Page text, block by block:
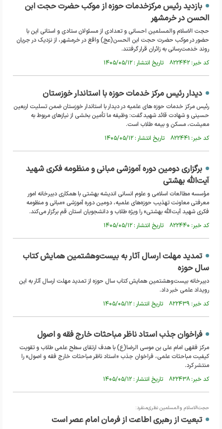
بازدید رئیس مرکزخدمات حوزه از موکب حضرت حجت ابن
الحسن در خرمشهر
حجت الاسلام والمسلمین احسانی و تعدادی از مسئولان ستادی و استانی این با
حضور در موکب حضرت حجت ابن الحسن(عج) واقع در خرمشهر، از نزدیک در جریان
روند خدمت‌رسانی به زائران قرار گرفتند.
کد خبر: ۸۲۲۴۴۲ تاریخ انتشار : ۱۴۰۵/۰۵/۱۲
دیدار رئیس مرکز خدمات حوزه با استاندار خوزستان
رئیس مرکز خدمات حوزه های علمیه در دیدار با استاندار خوزستان ضمن تسلیت اربعین
حسینی و شهادت قائد شهید گفت: وظیفه ما تأمین بخشی از نیازهای مربوط به
معیشت، مسکن و بیمه طلاب است.
کد خبر: ۸۲۲۴۴۱ تاریخ انتشار : ۱۴۰۵/۰۵/۱۲
برگزاری دومین دوره آموزشی مبانی و منظومه فکری شهید
آیت‌الله بهشتی
مؤسسه مطالعات اسلامی و علوم انسانی اندیشه بهشتی با همکاری دبیرخانه امور
معرفتی معاونت تهذیب حوزه‌های علمیه، دومین دوره آموزشی «مبانی و منظومه
فکری شهید آیت‌الله بهشتی» را ویژه طلاب و دانشجویان استان قم برگزار می‌کند.
کد خبر: ۸۲۲۴۴۰ تاریخ انتشار : ۱۴۰۵/۰۵/۱۲
تمدید مهلت ارسال آثار به بیست‌وهشتمین همایش کتاب
سال حوزه
دبیرخانه بیست‌وهشتمین همایش کتاب سال حوزه از تمدید مهلت ارسال آثار به این
رویداد علمی خبر داد.
کد خبر: ۸۲۲۴۳۹ تاریخ انتشار : ۱۴۰۵/۰۵/۱۲
فراخوان جذب استاد ناظر مباحثات خارج فقه و اصول
مرکز فقهی امام علی بن موسی الرضا(ع) با هدف ارتقای سطح علمی طلاب و تقویت
کیفیت مباحثات علمی، فراخوان جذب «استاد ناظر مباحثات خارج فقه و اصول» را
منتشر کرد.
کد خبر: ۸۲۲۴۳۸ تاریخ انتشار : ۱۴۰۵/۰۵/۱۲
حجت‌الاسلام والمسلمین نظری‌منفرد:
تبعیت از رهبری اطاعت از فرمان امام عصر است